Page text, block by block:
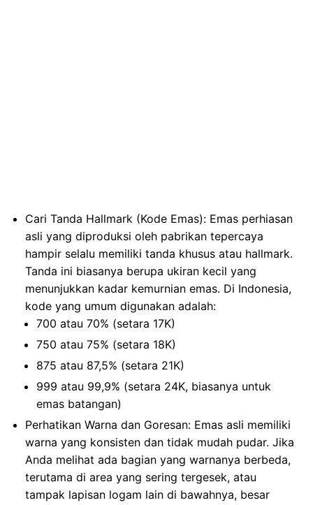
Cari Tanda Hallmark (Kode Emas): Emas perhiasan
asli yang diproduksi oleh pabrikan tepercaya
hampir selalu memiliki tanda khusus atau hallmark.
Tanda ini biasanya berupa ukiran kecil yang
menunjukkan kadar kemurnian emas. Di Indonesia,
kode yang umum digunakan adalah:
700 atau 70% (setara 17K)
750 atau 75% (setara 18K)
875 atau 87,5% (setara 21K)
999 atau 99,9% (setara 24K, biasanya untuk
emas batangan)
Perhatikan Warna dan Goresan: Emas asli memiliki
warna yang konsisten dan tidak mudah pudar. Jika
Anda melihat ada bagian yang warnanya berbeda,
terutama di area yang sering tergesek, atau
tampak lapisan logam lain di bawahnya, besar